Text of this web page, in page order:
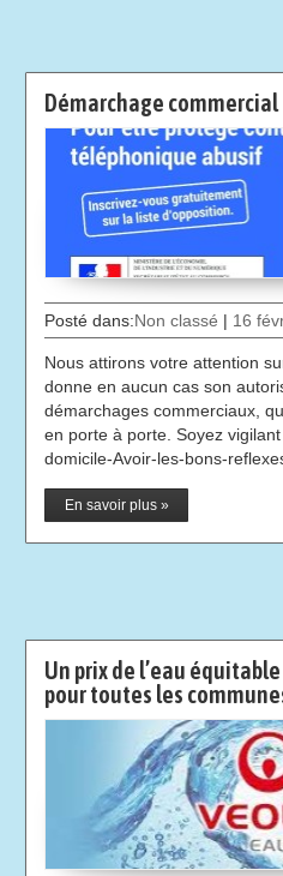
Démarchage commercial
Posté dans:Non classé | 16
Nous attirons votre attention
donne en aucun cas son
démarchages commerciaux,
en porte à porte. Soyez
domicile-Avoir-les-bons-
En savoir plus »
Un prix de l’eau
pour toutes les